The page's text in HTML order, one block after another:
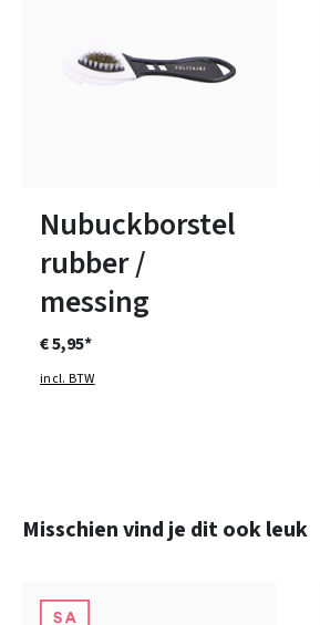
Nubuckborstel
rubber /
messing
€ 5,95*
incl. BTW
Productgalerij overslaan
Misschien vind je dit ook leuk